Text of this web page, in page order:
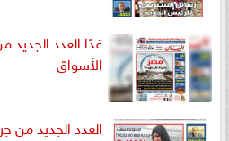
غدًا العدد الجديد
الأسواق
العدد الجديد من